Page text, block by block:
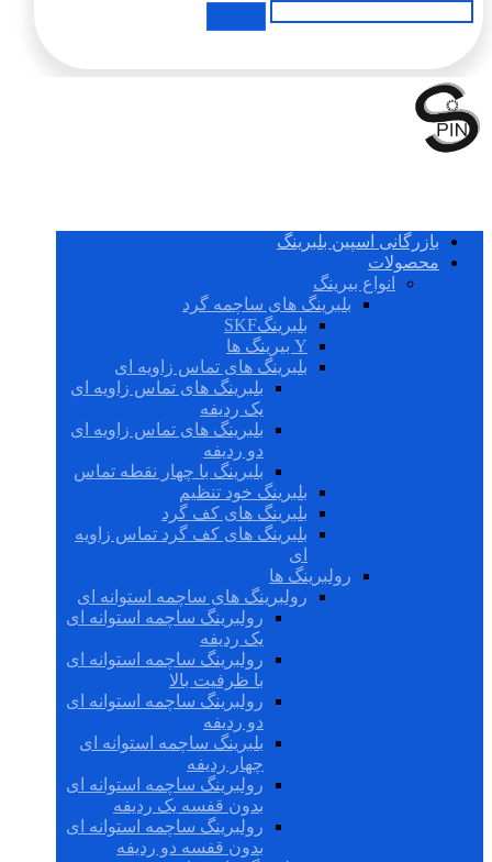
بازرگانی اسپین بلبرینگ
محصولات
انواع بیرینگ
بلبرینگ های ساچمه گرد
بلبرینگSKF
Y بیرینگ ها
بلبرینگ های تماس زاویه ای
بلبرینگ های تماس زاویه ای
یک ردیفه
بلبرینگ های تماس زاویه ای
دو ردیفه
بلبرینگ با چهار نقطه تماس
بلبرینگ خود تنظیم
بلبرینگ های کف گرد
بلبرینگ های کف گرد تماس زاویه
ای
رولبرینگ ها
رولبرینگ های ساچمه استوانه ای
رولبرینگ ساچمه استوانه ای
یک ردیفه
رولبرینگ ساچمه استوانه ای
با ظرفیت بالا
رولبرینگ ساچمه استوانه ای
دو ردیفه
بلبرینگ ساچمه استوانه ای
چهار ردیفه
رولبرینگ ساچمه استوانه ای
بدون قفسه یک ردیفه
رولبرینگ ساچمه استوانه ای
بدون قفسه دو ردیفه